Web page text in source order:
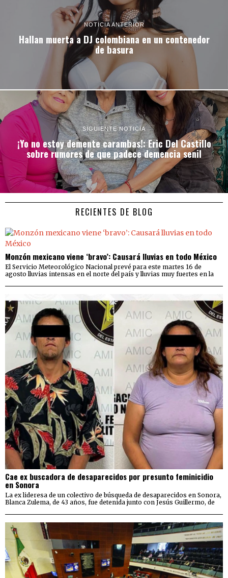
NOTICIA ANTERIOR
Hallan muerta a DJ colombiana en un contenedor
de basura
SIGUIENTE NOTICIA
¡Yo no estoy demente carambas!: Eric Del Castillo
sobre rumores de que padece demencia senil
RECIENTES DE BLOG
Monzón mexicano viene ‘bravo’: Causará lluvias en todo México
El Servicio Meteorológico Nacional prevé para este martes 16 de
agosto lluvias intensas en el norte del país y lluvias muy fuertes en la
Cae ex buscadora de desaparecidos por presunto feminicidio
en Sonora
La ex lideresa de un colectivo de búsqueda de desaparecidos en Sonora,
Blanca Zulema, de 43 años, fue detenida junto con Jesús Guillermo, de